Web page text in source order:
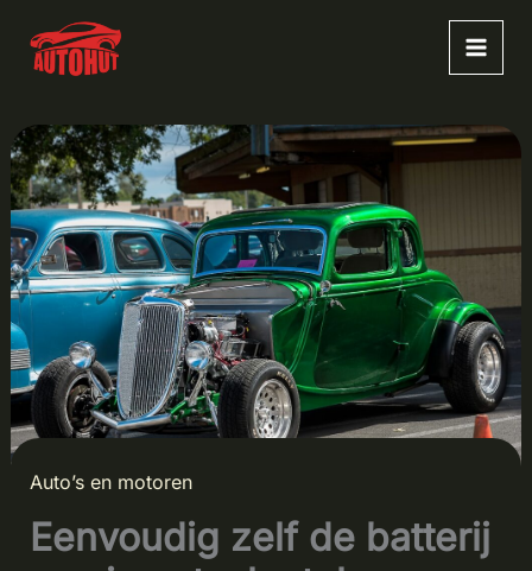
naar
Auto’s en motoren
Eenvoudig zelf de batterij